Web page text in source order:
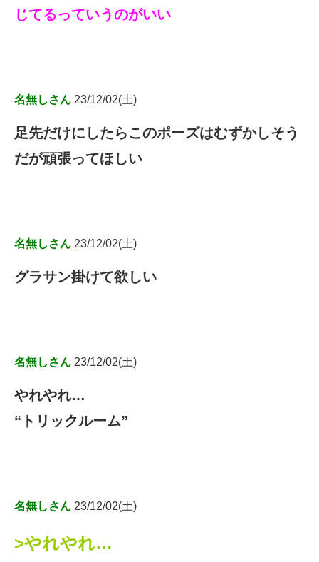
じてるっていうのがいい
名無しさん 23/12/02(土)
足先だけにしたらこのポーズはむずかしそう
だが頑張ってほしい
名無しさん 23/12/02(土)
グラサン掛けて欲しい
名無しさん 23/12/02(土)
やれやれ…
“トリックルーム”
名無しさん 23/12/02(土)
>やれやれ…